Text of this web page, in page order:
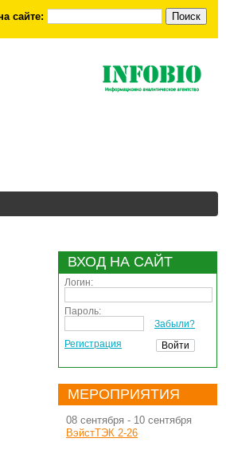
сайте:
ВХОД НА САЙТ
Логин:
Пароль:
Забыли?
Регистрация
МЕРОПРИЯТИЯ
08 сентября - 10 сентября
ВэйстТЭК 2-26